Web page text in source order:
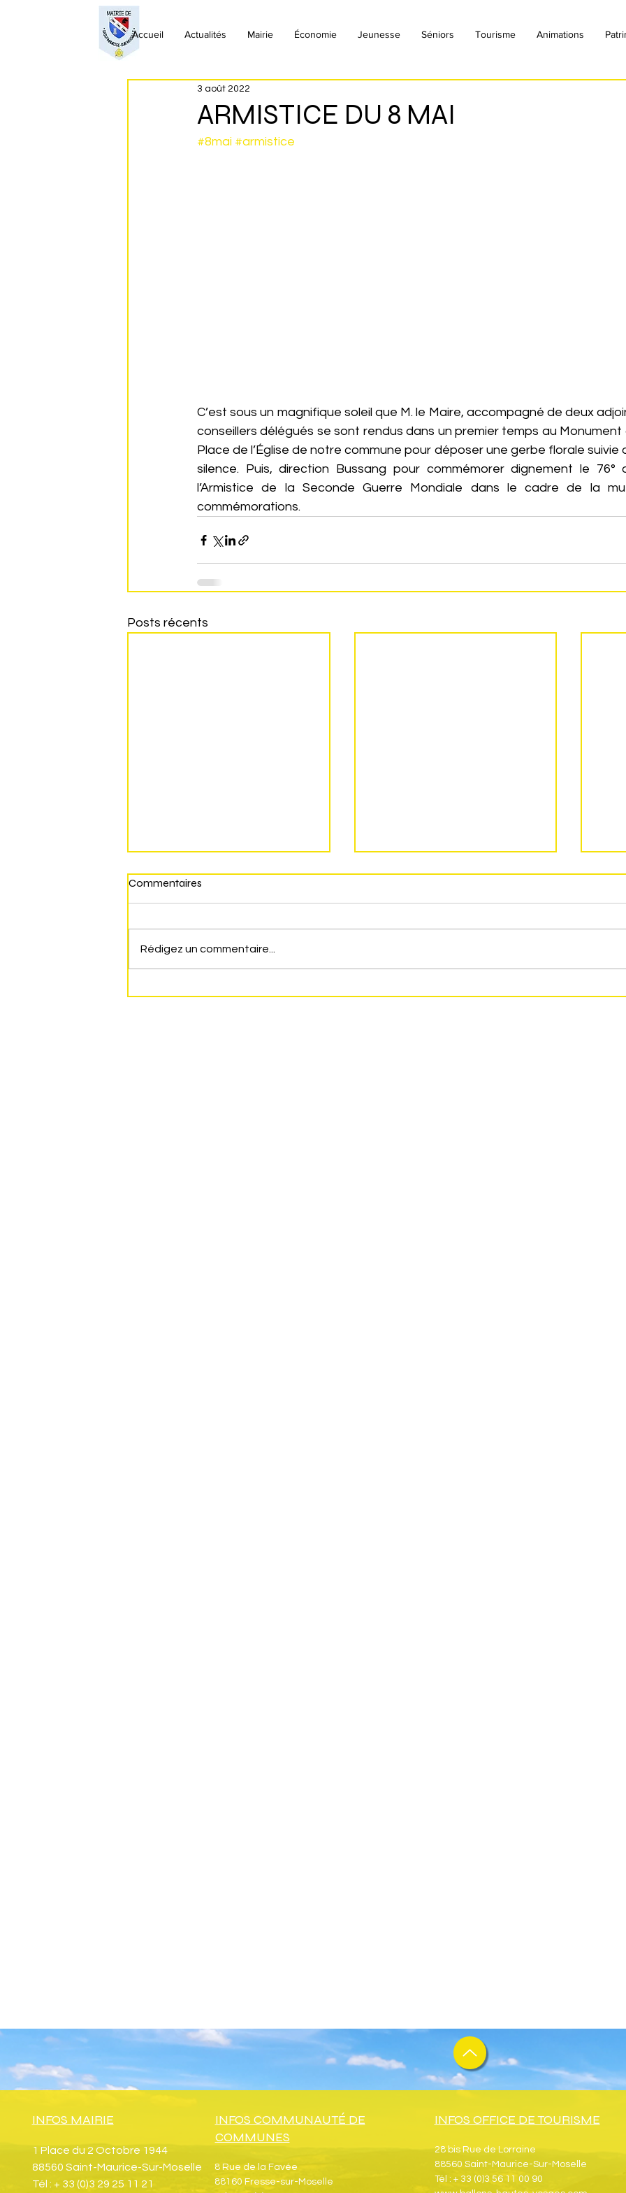
Accueil Actualités Mairie Économie Jeunesse Séniors Tourisme Animations
ARMISTICE DU 8 MAI
3 août 2022
#8mai #armistice
C’est sous un magnifique soleil que M. le Maire, accompagné de deux
conseillers délégués se sont rendus dans un premier temps au Monument
Place de l’Église de notre commune pour déposer une gerbe florale suivie
silence. Puis, direction Bussang pour commémorer dignement le 76°
l’Armistice de la Seconde Guerre Mondiale dans le cadre de la
commémorations.
Posts récents
VOEUX DE M. LE MAIRE
Commentaires
Rédigez un commentaire...
INFOS MAIRIE
1 Place du 2 Octobre 1944
88560 Saint-Maurice-Sur-Moselle
Tél : + 33 (0)3 29 25 11 21
INFOS COMMUNAUTÉ DE
COMMUNES
8 Rue de la Favée
88160 Fresse-sur-Moselle
INFOS OFFICE DE TOURISME
28 bis Rue de Lorraine
88560 Saint-Maurice-Sur-Moselle
Tél : + 33 (0)3 56 11 00 90